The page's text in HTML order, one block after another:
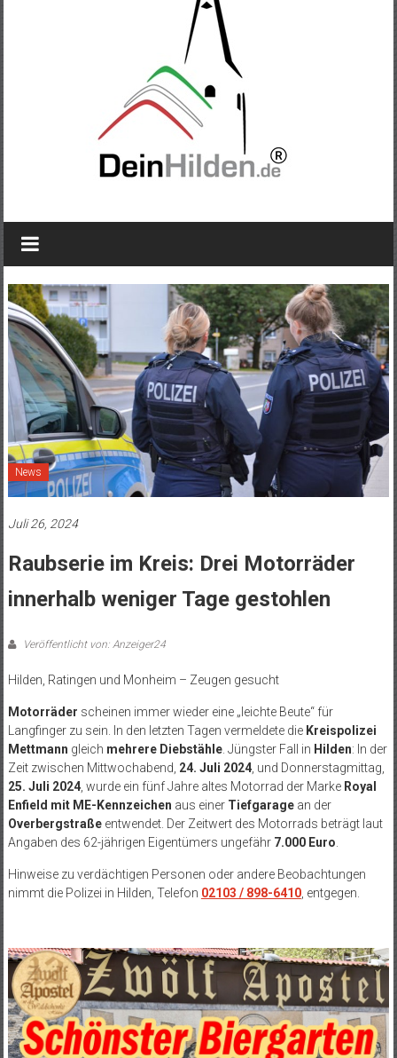
News
Juli 26, 2024
Raubserie im Kreis: Drei Motorräder
innerhalb weniger Tage gestohlen
Veröffentlicht von: Anzeiger24
Hilden, Ratingen und Monheim – Zeugen gesucht
Motorräder scheinen immer wieder eine „leichte Beute“ für
Langfinger zu sein. In den letzten Tagen vermeldete die Kreispolizei
Mettmann gleich mehrere Diebstähle. Jüngster Fall in Hilden: In der
Zeit zwischen Mittwochabend, 24. Juli 2024, und Donnerstagmittag,
25. Juli 2024, wurde ein fünf Jahre altes Motorrad der Marke Royal
Enfield mit ME-Kennzeichen aus einer Tiefgaragean der
Overbergstraßeentwendet. Der Zeitwert des Motorrads beträgt laut
Angaben des 62-jährigen Eigentümers ungefähr 7.000 Euro.
Hinweise zu verdächtigen Personen oder andere Beobachtungen
nimmt die Polizei in Hilden, Telefon 02103 / 898-6410, entgegen.